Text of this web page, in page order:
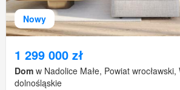
Nowy
1 299 000 zł
Dom w Nadolice Małe, Powiat
dolnośląskie